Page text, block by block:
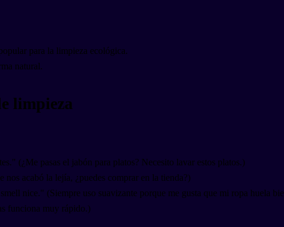
para la limpieza ecológica.
natural.
limpieza
(¿Me pasas el jabón para platos? Necesito lavar estos platos.)
nos acabó la lejía, ¿puedes comprar en la tienda?)
nice." (Siempre uso suavizante porque me gusta que mi ropa huela
funciona muy rápido.)